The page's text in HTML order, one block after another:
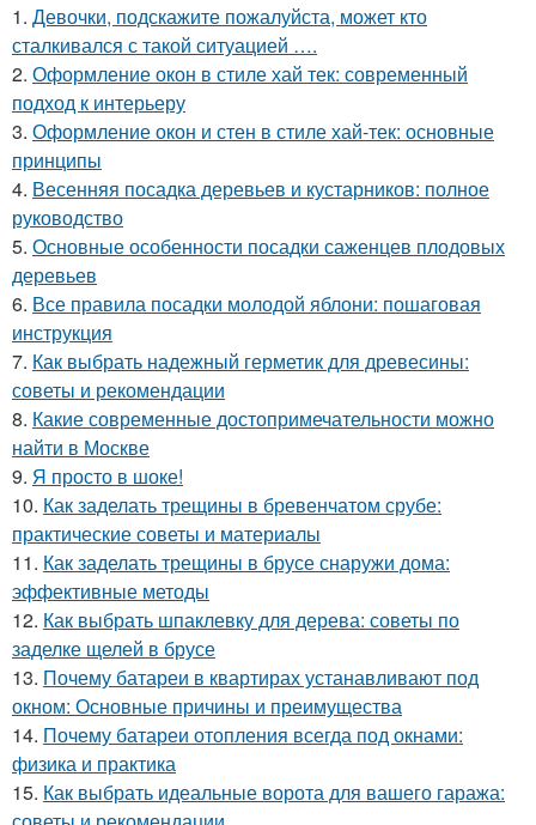
1. Девочки, подскажите пожалуйста, может кто
сталкивался с такой ситуацией ….
2. Оформление окон в стиле хай тек: современный
подход к интерьеру
3. Оформление окон и стен в стиле хай-тек: основные
принципы
4. Весенняя посадка деревьев и кустарников: полное
руководство
5. Основные особенности посадки саженцев плодовых
деревьев
6. Все правила посадки молодой яблони: пошаговая
инструкция
7. Как выбрать надежный герметик для древесины:
советы и рекомендации
8. Какие современные достопримечательности можно
найти в Москве
9. Я просто в шоке!
10. Как заделать трещины в бревенчатом срубе:
практические советы и материалы
11. Как заделать трещины в брусе снаружи дома:
эффективные методы
12. Как выбрать шпаклевку для дерева: советы по
заделке щелей в брусе
13. Почему батареи в квартирах устанавливают под
окном: Основные причины и преимущества
14. Почему батареи отопления всегда под окнами:
физика и практика
15. Как выбрать идеальные ворота для вашего гаража: